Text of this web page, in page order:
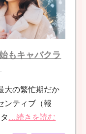
もキャバクラ
大の繁忙期だか
ンティブ（報
…続きを読む